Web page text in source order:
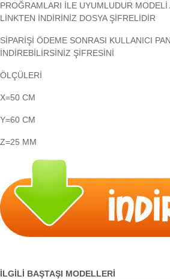
PROĞRAMLARI İLE UYUMLUDUR MODELİ
LİNKTEN İNDİRİNİZ DOSYA ŞİFRELİDİR
SİPARİŞİ ÖDEME SONRASI KULLANICI
İNDİREBİLİRSİNİZ ŞİFRESİNİ
ÖLÇÜLERİ
X=50 CM
Y=60 CM
Z=25 MM
İLGİLİ BAŞTAŞI MODELLERİ